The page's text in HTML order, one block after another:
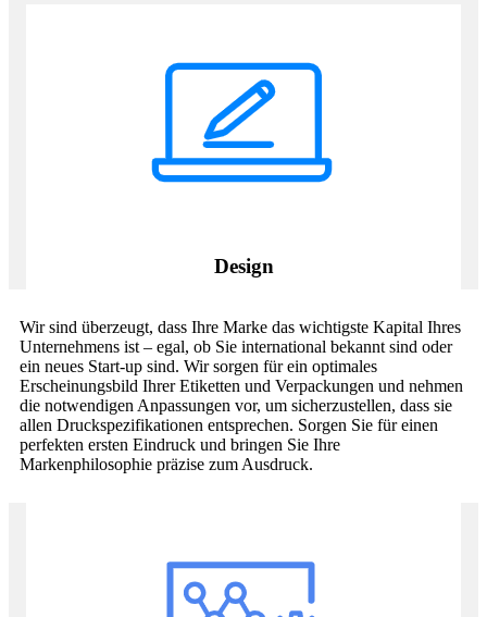
Design
Wir sind überzeugt, dass Ihre Marke das wichtigste Kapital Ihres
Unternehmens ist – egal, ob Sie international bekannt sind oder
ein neues Start-up sind. Wir sorgen für ein optimales
Erscheinungsbild Ihrer Etiketten und Verpackungen und nehmen
die notwendigen Anpassungen vor, um sicherzustellen, dass sie
allen Druckspezifikationen entsprechen. Sorgen Sie für einen
perfekten ersten Eindruck und bringen Sie Ihre
Markenphilosophie präzise zum Ausdruck.